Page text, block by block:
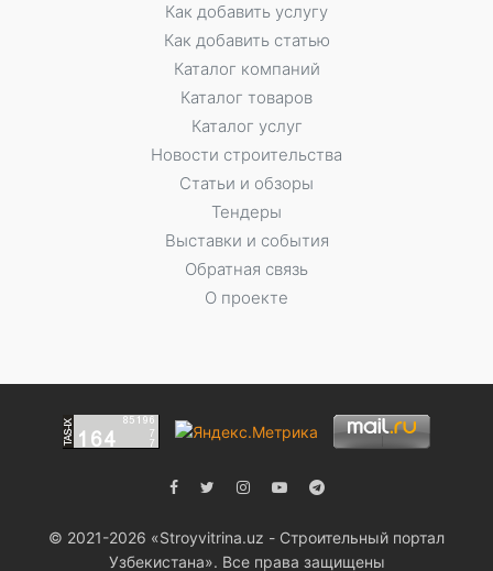
Как добавить услугу
Как добавить статью
Каталог компаний
Каталог товаров
Каталог услуг
Новости строительства
Статьи и обзоры
Тендеры
Выставки и события
Обратная связь
О проекте
© 2021-2026 «Stroyvitrina.uz - Строительный портал
Узбекистана». Все права защищены